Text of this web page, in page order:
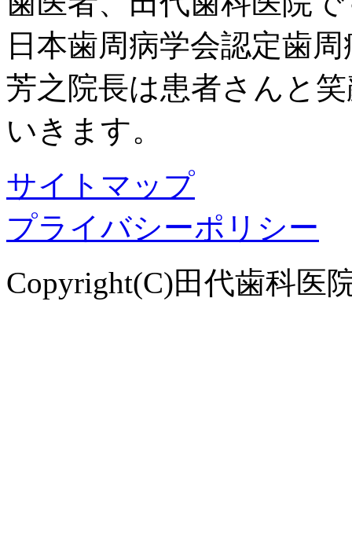
日本歯周病学会認定歯
芳之院長は患者さんと
いきます。
サイトマップ
プライバシーポリシー
Copyright(C)田代歯科医